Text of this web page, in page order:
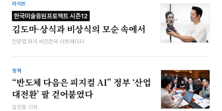
라이프
한국미술응원프로젝트 시즌12
김도마-상식과 비상식의 모순 속에서
전준엽 화가·비즈한국 아트에디터
정책
“반도체 다음은 피지컬 AI” 정부 ‘산업
대전환’ 팔 걷어붙였다
김민호 기자